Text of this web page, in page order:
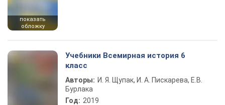
показать
обложку
Учебники Всемирная история 6
класс
Авторы: И. Я. Щупак, И. А. Пискарева, Е.В.
Бурлака
Год: 2019